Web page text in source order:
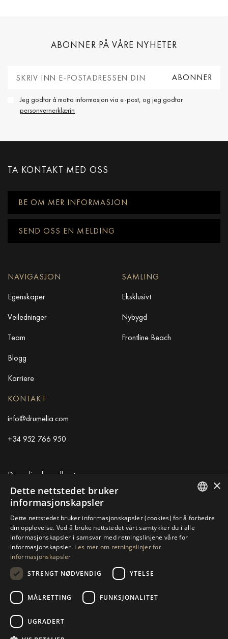
ABONNER PÅ VÅRE NYHETER
Jeg godtar å motta informasjon via e-post, og jeg godtar
personvernerklærin
TA KONTAKT MED OSS
BE OM MER INFORMASJON
SEND OSS EN MELDING
NAVIGASJON
Egenskaper
Veiledninger
Team
Blogg
Karriere
SAMLING
Eksklusivt
Nybygd
Frontline Beach
KONTAKT
info@drumelia.com
+34 952 766 950
Drumelias hovedkontor
Centro de Negocios Puerta de Banus
Edificio B, Local 11
29660 Marbella
+34 952 766 950
info@drumelia.com
© 2026 Drumelia Real Estate.
informasjonskapsler
Linkedin
SPANISH
×
Dette nettstedet bruker
informasjonskapsler
Dette nettstedet bruker informasjonskapsler (cookies) for å forbedre
din opplevelse. Ved å bruke nettstedet vårt samtykker du i alle
informasjonskapsler i samsvar med retningslinjene våre for
informasjonskapsler. Les mer om retningslinjer for
informasjonskapsler
STRENGT NØDVENDIG
YTELSE
MÅLRETTING FUNKSJONALITET
UGRADERT